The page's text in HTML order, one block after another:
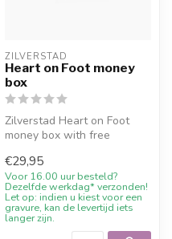
ZILVERSTAD
Heart on Foot money
box
Zilverstad Heart on Foot
money box with free
welcome discount ...
€29,95
Voor 16.00 uur besteld?
Dezelfde werkdag* verzonden!
Let op: indien u kiest voor een
gravure, kan de levertijd iets
langer zijn.